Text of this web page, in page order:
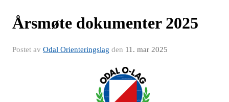
Årsmøte dokumenter 2025
Postet av Odal Orienteringslag den 11. mar 2025